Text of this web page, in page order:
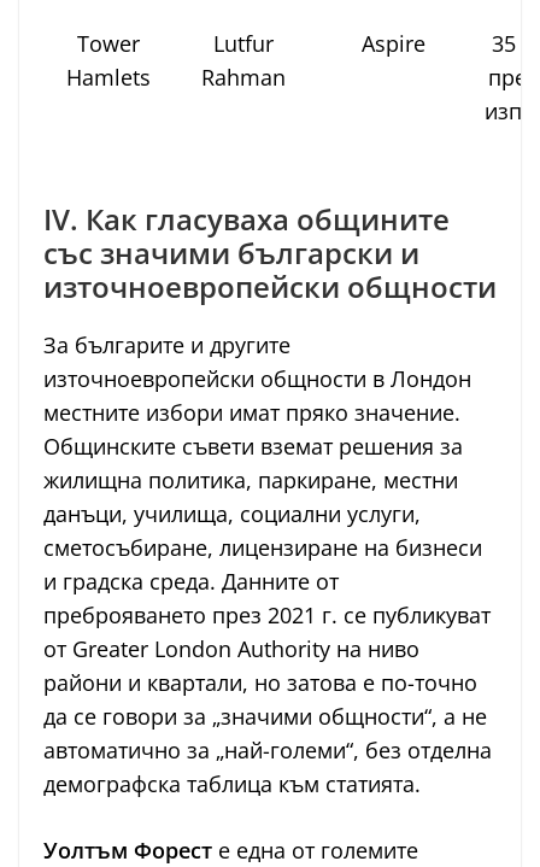
Tower
Hamlets
Lutfur
Rahman
Aspire
35
IV. Как гласуваха общините
със значими български и
източноевропейски общности
За българите и другите
източноевропейски общности в Лондон
местните избори имат пряко значение.
Общинските съвети вземат решения за
жилищна политика, паркиране, местни
данъци, училища, социални услуги,
сметосъбиране, лицензиране на бизнеси
и градска среда. Данните от
преброяването през 2021 г. се публикуват
от Greater London Authority на ниво
райони и квартали, но затова е по-точно
да се говори за „значими общности“, а не
автоматично за „най-големи“, без отделна
демографска таблица към статията.
Уолтъм Форест е една от големите